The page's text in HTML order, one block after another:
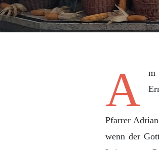
A
m
Pfarrer
wenn der